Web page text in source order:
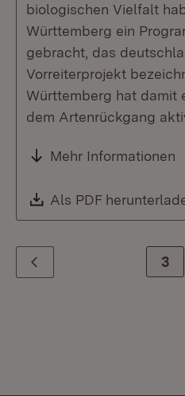
biologischen Vielfalt
Württemberg ein
gebracht, das
Vorreiterprojekt
Württemberg hat damit
dem Artenrückgang
Mehr Informationen
Download:
Als PDF
Zurück Zur
3